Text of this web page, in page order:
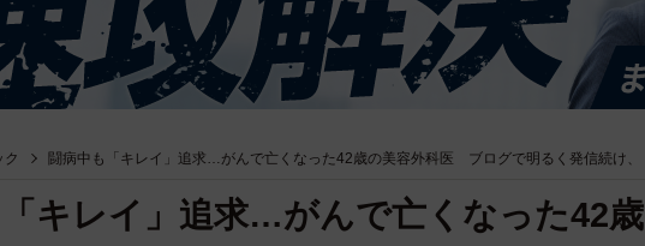
ク 闘病中も「キレイ」追求…がんで亡くなった42歳の美容外科医 ブログで明るく発信続け、
キレイ」追求…がんで亡くなった42歳